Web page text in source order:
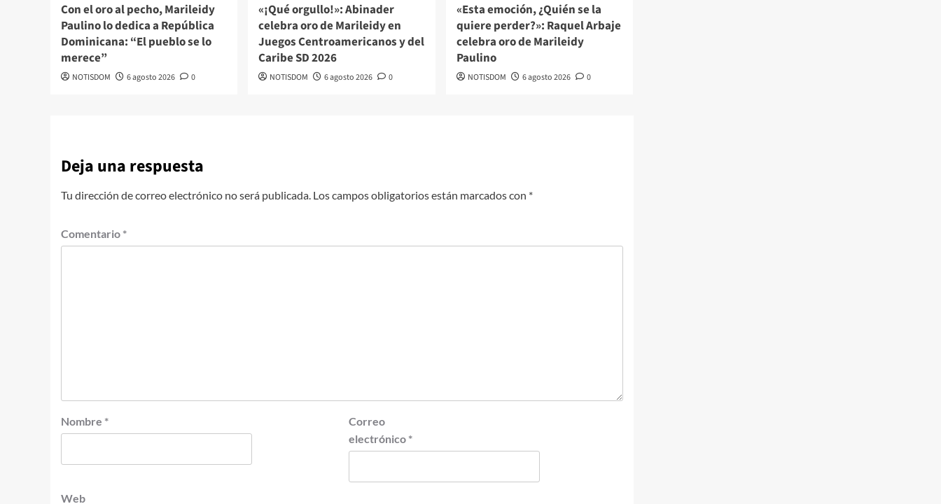
Con el oro al pecho, Marileidy
Paulino lo dedica a República
Dominicana: “El pueblo se lo
merece”
NOTISDOM 6 agosto 2026 0
«¡Qué orgullo!»: Abinader
celebra oro de Marileidy en
Juegos Centroamericanos y del
Caribe SD 2026
NOTISDOM 6 agosto 2026 0
«Esta emoción, ¿Quién se la
quiere perder?»: Raquel Arbaje
celebra oro de Marileidy
Paulino
NOTISDOM 6 agosto 2026 0
Deja una respuesta
Tu dirección de correo electrónico no será publicada. Los campos obligatorios están marcados con *
Comentario *
Nombre *
Correo
electrónico *
Web